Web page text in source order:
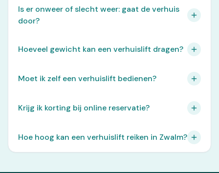
Is er onweer of slecht weer: gaat de verhuis
door?
Hoeveel gewicht kan een verhuislift dragen?
Moet ik zelf een verhuislift bedienen?
Krijg ik korting bij online reservatie?
Hoe hoog kan een verhuislift reiken in Zwalm?